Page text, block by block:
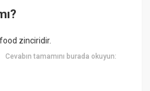
zinciridir.
Cevabın tamamını burada okuyun: